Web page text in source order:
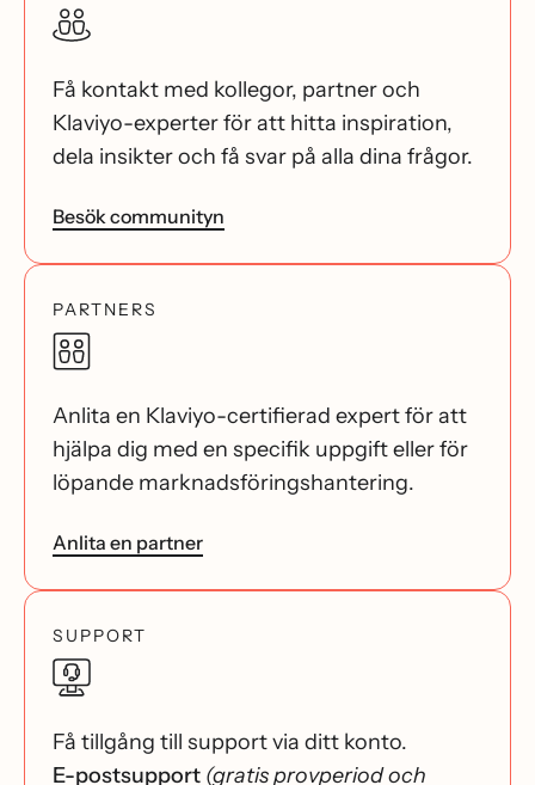
Få kontakt med kollegor, partner och
Klaviyo-experter för att hitta inspiration,
dela insikter och få svar på alla dina frågor.
Besök communityn
PARTNERS
Anlita en Klaviyo-certifierad expert för att
hjälpa dig med en specifik uppgift eller för
löpande marknadsföringshantering.
Anlita en partner
SUPPORT
Få tillgång till support via ditt konto.
E-postsupport (gratis provperiod och